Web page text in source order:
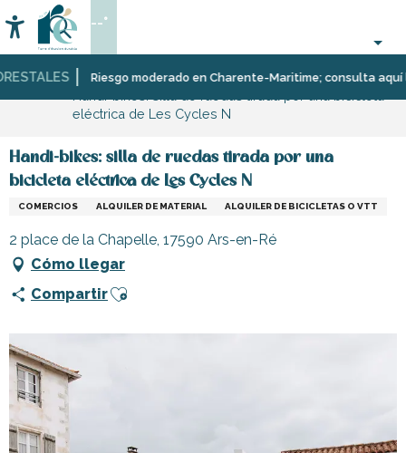
au
contenu
principal
Riesgo moderado en Charente-Maritime; consulta aquí las
Accessibilité
Buscar
--°
Página Web InfórmeseTiendas
comercios
eléctrica de Les Cycles N
Handi-bikes: silla de ruedas tirada por una
bicicleta eléctrica de Les Cycles N
COMERCIOS ALQUILER DE MATERIAL ALQUILER DE BICICLETAS O VTT
2 place de la Chapelle, 17590 Ars-en-Ré
Cómo llegar
CompartirAjouter aux favoris